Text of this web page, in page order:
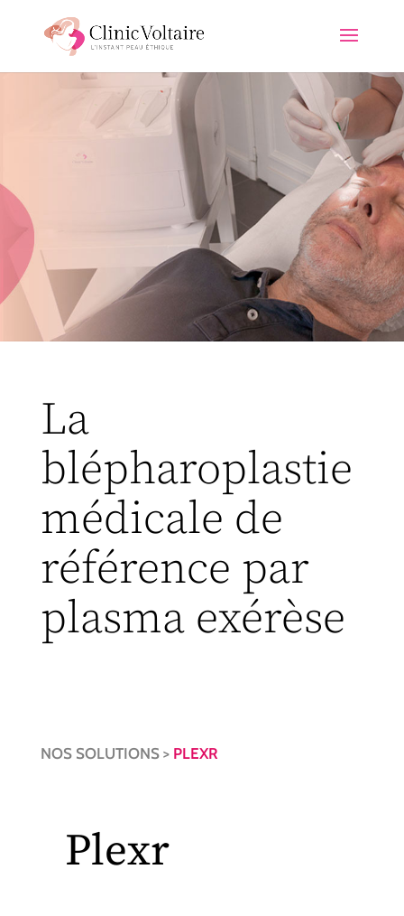
La
blépharoplastie
médicale de
référence par
plasma exérèse
NOS SOLUTIONS > PLEXR
Plexr